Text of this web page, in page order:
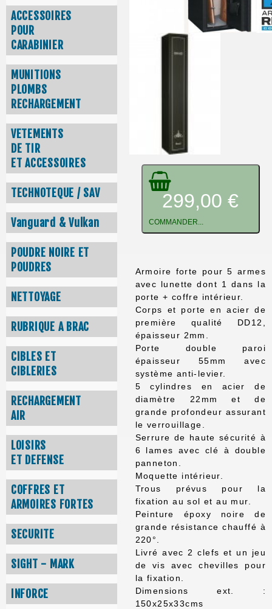
ACCESSOIRES
POUR
CARABINIER
MUNITIONS
PLOMBS
RECHARGEMENT
VETEMENTS
DE TIR
ET ACCESSOIRES
TECHNOTEQUE / SAV
Vanguard & Vulkan
POUDRE NOIRE ET
POUDRES
NETTOYAGE
RUBRIQUE A BRAC
CIBLES ET
CIBLERIES
RECHARGEMENT
AIR
LOISIRS
ET DEFENSE
COFFRES ET
ARMOIRES FORTES
SECURITE
SIGHT - MARK
INFORCE
299,00 €
COMMANDER...
Armoire forte pour 5 armes
avec lunette dont 1 dans la
porte + coffre intérieur.
Corps et porte en acier de
première qualité DD12,
épaisseur 2mm.
Porte double paroi
épaisseur 55mm avec
système anti-levier.
5 cylindres en acier de
diamètre 22mm et de
grande profondeur assurant
le verrouillage.
Serrure de haute sécurité à
6 lames avec clé à double
panneton.
Moquette intérieur.
Trous prévus pour la
fixation au sol et au mur.
Peinture époxy noire de
grande résistance chauffé à
220°.
Livré avec 2 clefs et un jeu
de vis avec chevilles pour
la fixation.
Dimensions ext. :
150x25x33cms